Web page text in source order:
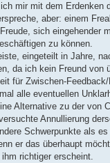
mir mit dem Erdenken
aber: einem
sich eingehender
zu können.
eingeteilt in Jahre,
da ich kein Freund von
für Zwischen-
alle eventuellen
Alternative zu der von
Annullierung
Schwerpunkte als
er das überhaupt
richtiger erscheint.